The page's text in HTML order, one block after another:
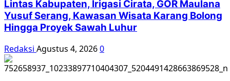
Lintas Kabupaten, Irigasi Cirata, GOR Maulana
Yusuf Serang, Kawasan Wisata Karang Bolong
Hingga Proyek Sawah Luhur
Redaksi Agustus 4, 20260